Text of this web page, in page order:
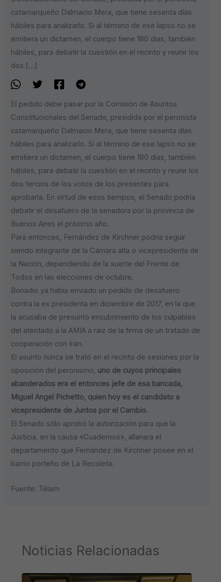
catamarqueño Dalmacio Mera, que tiene sesenta días
hábiles para analizarlo. Si al término de ese lapso no se
emitiera un dictamen, el cuerpo tiene 180 días, también
hábiles, para debatir la cuestión en el recinto y reunir los
dos […]
El pedido debe pasar por la Comisión de Asuntos
Constitucionales del Senado, presidida por el peronista
catamarqueño Dalmacio Mera, que tiene sesenta días
hábiles para analizarlo. Si al término de ese lapso no se
emitiera un dictamen, el cuerpo tiene 180 días, también
hábiles, para debatir la cuestión en el recinto y reunir los
dos tercios de los votos de los presentes para
aprobarla. En virtud de esos tiempos, el Senado podría
debatir el desafuero de la senadora por la provincia de
Buenos Aires el próximo año.
Para entonces, Fernández de Kirchner podría seguir
siendo integrante de la Cámara alta o vicepresidenta de
la Nación, dependiendo de la suerte del Frente de
Todos en las elecciones de octubre.
Bonadio ya había enviado un pedido de desafuero
contra la ex presidenta en diciembre de 2017, en la que
la acusaba de presunto encubrimiento de los culpables
del atentado a la AMIA a raíz de la firma de un tratado de
cooperación con Irán.
El asunto nunca se trató en el recinto de sesiones por la
oposición del peronismo, uno de cuyos principales
abanderados era el entonces jefe de esa bancada,
Miguel Angel Pichetto, quien hoy es el candidato a
vicepresidente de Juntos por el Cambio.
El Senado sólo aprobó la autorización para que la
Justicia, en la causa «Cuadernos», allanara el
departamento que Fernández de Kirchner posee en el
barrio porteño de La Recoleta.
Fuente: Télam
Noticias Relacionadas